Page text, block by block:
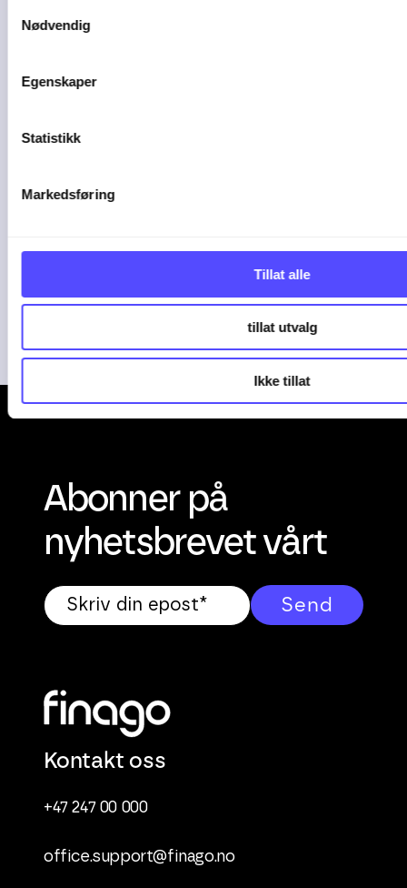
Nødvendig
Egenskaper
Statistikk
Markedsføring
Tillat alle
tillat utvalg
Ikke tillat
Slik kan AI gjøre
et ...
Abonner på
nyhetsbrevet vårt
Kontakt oss
+47 247 00 000
office.support@finago.no